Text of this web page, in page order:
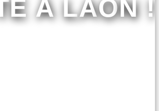
À LAON !